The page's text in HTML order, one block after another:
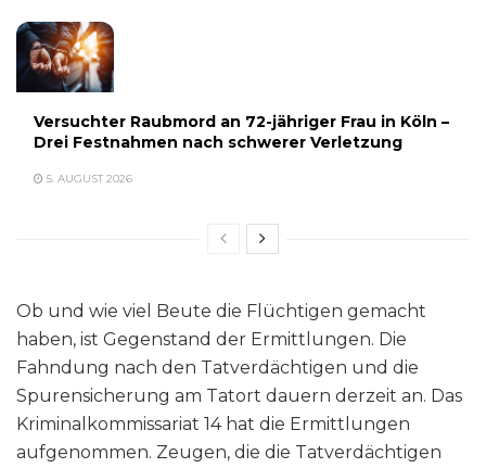
Versuchter Raubmord an 72-jähriger Frau in Köln –
Drei Festnahmen nach schwerer Verletzung
5. AUGUST 2026
Ob und wie viel Beute die Flüchtigen gemacht
haben, ist Gegenstand der Ermittlungen. Die
Fahndung nach den Tatverdächtigen und die
Spurensicherung am Tatort dauern derzeit an. Das
Kriminalkommissariat 14 hat die Ermittlungen
aufgenommen. Zeugen, die die Tatverdächtigen